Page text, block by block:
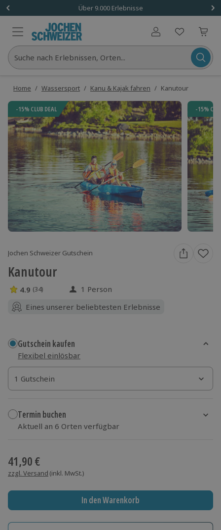
Über 9.000 Erlebnisse
Benutzerkonto
Suche nach Erlebnissen, Orten...
Home / Wassersport / Kanu & Kajak fahren / Kanutour
-15% CLUB DEAL -15%
Jochen Schweizer Gutschein
Kanutour
4.9 Sterne von 5 aus 34 Bewertungen
4.9 (34)
1 Person
Eines unserer beliebtesten Erlebnisse
Gutschein kaufen
Flexibel einlösbar
1 Gutschein
1 Gutschein
1 Gutschein
Termin buchen
Aktuell an 6 Orten verfügbar
41,90 €
zzgl. Versand (inkl. MwSt.)
In den Warenkorb